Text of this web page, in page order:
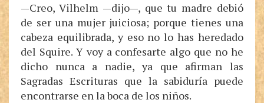
—Creo, Vilhelm —dijo—, que tu madre debió
de ser una mujer juiciosa; porque tienes una
cabeza equilibrada, y eso no lo has heredado
del Squire. Y voy a confesarte algo que no he
dicho nunca a nadie, ya que afirman las
Sagradas Escrituras que la sabiduría puede
encontrarse en la boca de los niños.